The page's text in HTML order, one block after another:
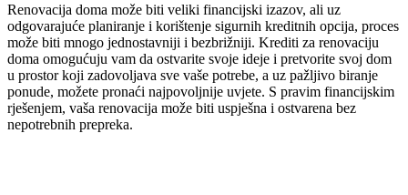
Renovacija doma može biti veliki financijski izazov, ali uz
odgovarajuće planiranje i korištenje sigurnih kreditnih opcija, proces
može biti mnogo jednostavniji i bezbrižniji. Krediti za renovaciju
doma omogućuju vam da ostvarite svoje ideje i pretvorite svoj dom
u prostor koji zadovoljava sve vaše potrebe, a uz pažljivo biranje
ponude, možete pronaći najpovoljnije uvjete. S pravim financijskim
rješenjem, vaša renovacija može biti uspješna i ostvarena bez
nepotrebnih prepreka.